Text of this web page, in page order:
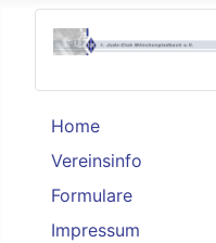
Home
Vereinsinfo
Formulare
Impressum